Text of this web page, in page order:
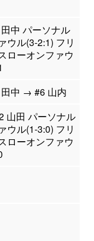
中 パーソナル
ウル(3-2:1) フリ
ローオンファウ
中 → #6 山内
山田 パーソナル
ウル(1-3:0) フリ
ローオンファウ